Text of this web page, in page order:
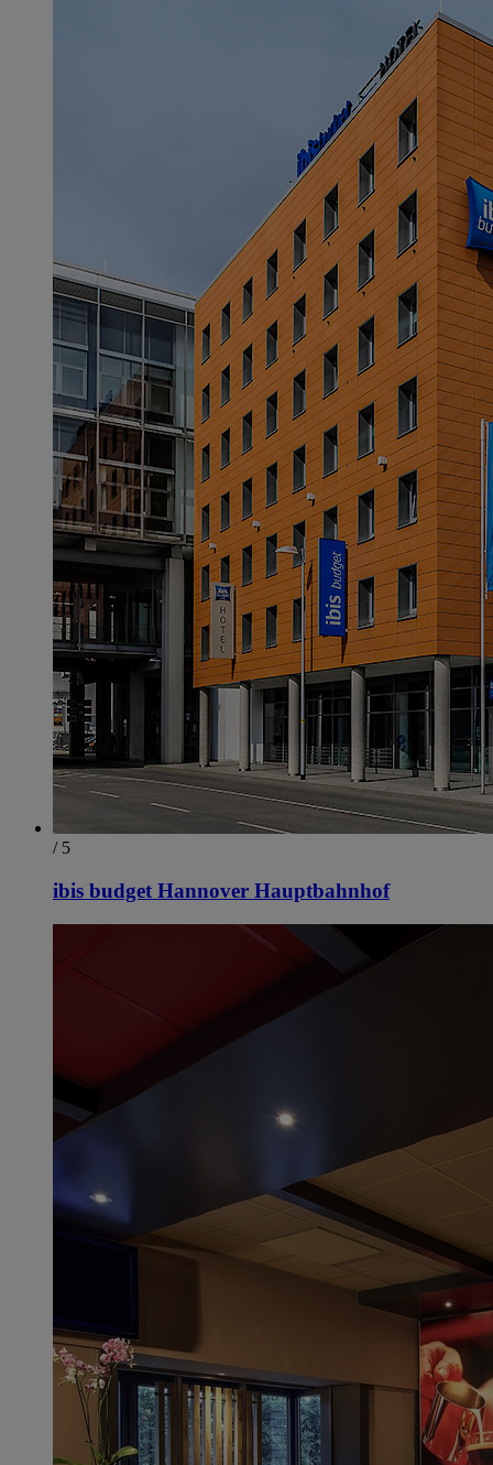
/ 5
ibis budget Hannover Hauptbahnhof